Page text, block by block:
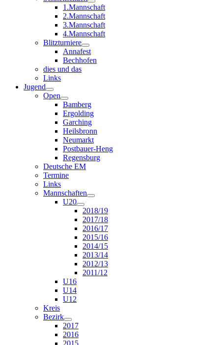
1.Mannschaft
2.Mannschaft
3.Mannschaft
4.Mannschaft
Blitzturniere
Annafest
Bechhofen
dies und das
Links
Jugend
Open
Bamberg
Ergolding
Garching
Heilsbronn
Neumarkt
Postbauer-Heng
Regensburg
Deutsche EM
Termine
Links
Mannschaften
U20
2018/19
2017/18
2016/17
2015/16
2014/15
2013/14
2012/13
2011/12
U16
U14
U12
Kreis
Bezirk
2017
2016
2015